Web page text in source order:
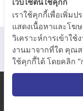
 E-
เว็บไซต์นี้ใช้คุกกี้
เราใช้คุกกี้เพื่อเพิ่ม
แสดงเนื้อหาและโฆ
วิเคราะห์การเข้าใช้
งานมาจากที่ใด คุณ
ใช้คุกกี้ได้ โดยคลิก